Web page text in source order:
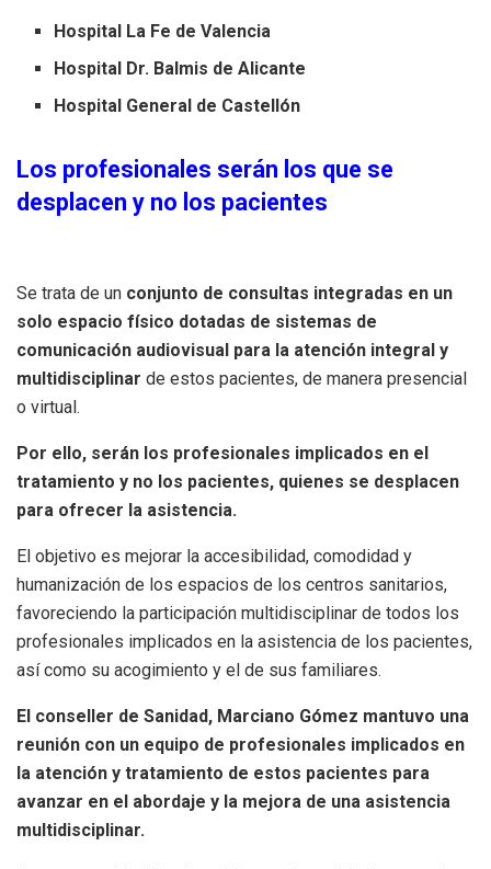
Hospital La Fe de Valencia
Hospital Dr. Balmis de Alicante
Hospital General de Castellón
Los profesionales serán los que se
desplacen y no los pacientes
Se trata de un conjunto de consultas integradas en un
solo espacio físico dotadas de sistemas de
comunicación audiovisual para la atención integral y
multidisciplinar de estos pacientes, de manera presencial
o virtual.
Por ello, serán los profesionales implicados en el
tratamiento y no los pacientes, quienes se desplacen
para ofrecer la asistencia.
El objetivo es mejorar la accesibilidad, comodidad y
humanización de los espacios de los centros sanitarios,
favoreciendo la participación multidisciplinar de todos los
profesionales implicados en la asistencia de los pacientes,
así como su acogimiento y el de sus familiares.
El conseller de Sanidad, Marciano Gómez mantuvo una
reunión con un equipo de profesionales implicados en
la atención y tratamiento de estos pacientes para
avanzar en el abordaje y la mejora de una asistencia
multidisciplinar.